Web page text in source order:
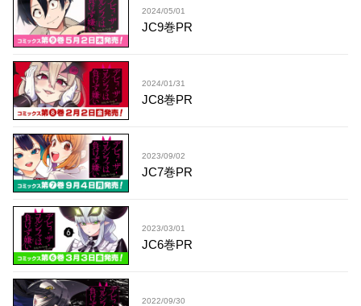
2024/05/01
JC9巻PR
2024/01/31
JC8巻PR
2023/09/02
JC7巻PR
2023/03/01
JC6巻PR
2022/09/30